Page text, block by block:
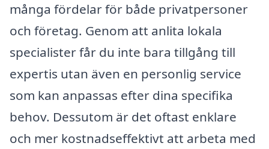
många fördelar för både privatpersoner
och företag. Genom att anlita lokala
specialister får du inte bara tillgång till
expertis utan även en personlig service
som kan anpassas efter dina specifika
behov. Dessutom är det oftast enklare
och mer kostnadseffektivt att arbeta med